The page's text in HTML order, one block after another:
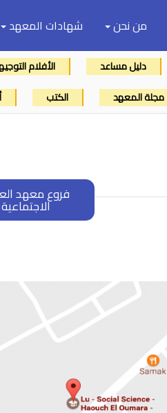
من نحن شهادات المعهد
دليل مساعد الأفلام
مجلة المعهد الكتب
فروع معهد
الاجتماعية